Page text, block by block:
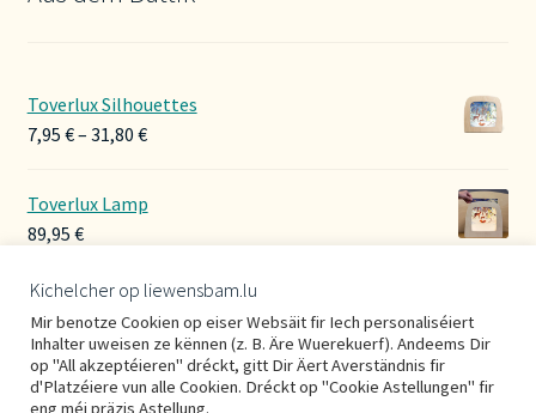
Toverlux Silhouettes
7,95 €– 31,80 €Preisspanne:
Toverlux Lamp
89,95 €
Hoerbänner Wollwalk
29,00€
Kichelcher op liewensbam.lu
Mir benotze Cookien op eiser Websäit fir Iech personaliséiert
Inhalter uweisen ze kënnen (z. B. Äre Wuerekuerf). Andeems Dir
op "All akzeptéieren" dréckt, gitt Dir Äert Averständnis fir
d'Platzéiere vun alle Cookien. Dréckt op "Cookie Astellungen" fir
eng méi präzis Astellung.